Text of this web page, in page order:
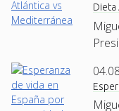
Dieta